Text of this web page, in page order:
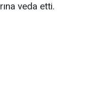
veda etti.